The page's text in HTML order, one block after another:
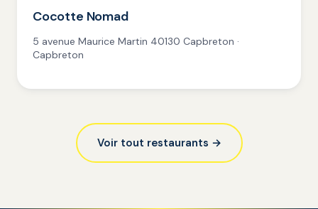
Cocotte Nomad
5 avenue Maurice Martin 40130 Capbreton ·
Capbreton
Voir tout restaurants →